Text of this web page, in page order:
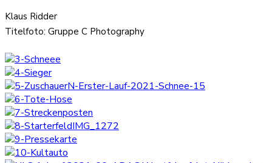
Klaus Ridder
Titelfoto: Gruppe C Photography